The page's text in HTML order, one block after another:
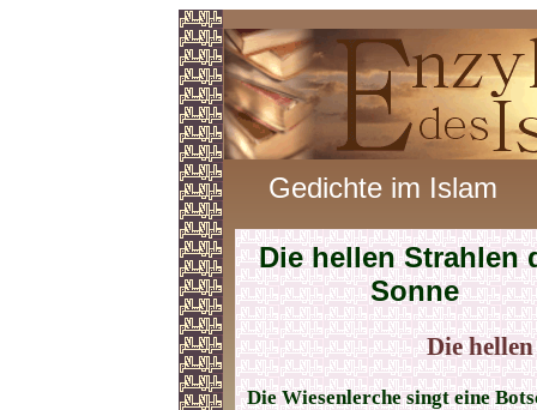
Gedichte im Islam
Die hellen Strahlen
Sonne
Die
Die Wiesenlerche singt eine